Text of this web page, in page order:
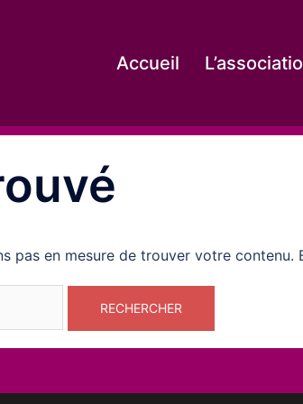
Accueil
pas en mesure de trouver votre contenu.